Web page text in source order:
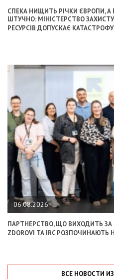
СПЕКА НИЩИТЬ РІЧКИ ЄВРОПИ, А
ШТУЧНО: МІНІСТЕРСТВО
РЕСУРСІВ ДОПУСКАЄ КАТАСТРОФУ
06.08.2026
ПАРТНЕРСТВО, ЩО ВИХОДИТЬ ЗА
ZDOROVI ТА IRC РОЗПОЧИНАЮТЬ
ВСЕ НОВОСТИ